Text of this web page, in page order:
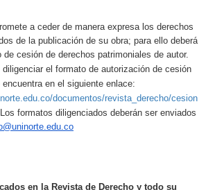
a ceder de manera expresa los derechos
de la publicación de su obra; para ello deberá
de cesión de derechos patrimoniales de autor.
diligenciar el formato de autorización de cesión
en el siguiente enlace:
documentos/revista_derecho/cesion
Los formatos diligenciados deberán ser enviados
en la Revista de Derecho y todo su